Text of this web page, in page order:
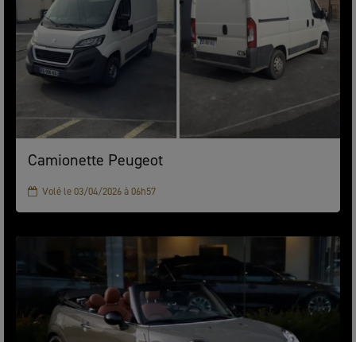
Camionette Peugeot
Volé le 03/04/2026 à 06h57